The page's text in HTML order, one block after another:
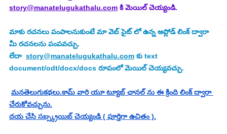
story@manatelugukathalu.com కి మెయిల్ చెయ్యండి.
మాకు రచనలు పంపాలనుకుంటే మా వెబ్ సైట్ లో ఉన్న అప్లోడ్ లింక్ ద్వారా
మీ రచనలను పంపవచ్చు.
లేదా story@manatelugukathalu.com కు text
document/odt/docx/docs రూపంలో మెయిల్ చెయ్యవచ్చు.
మనతెలుగుకథలు.కామ్ వారి యూ ట్యూబ్ ఛానల్ ను ఈ క్రింది లింక్ ద్వారా
చేరుకోవచ్చును.
దయ చేసి సబ్స్క్రయిబ్ చెయ్యండి ( పూర్తిగా ఉచితం ).